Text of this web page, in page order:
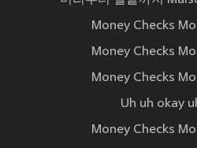
Money Checks
Money Checks
Money Checks
Uh uh okay
Money Checks